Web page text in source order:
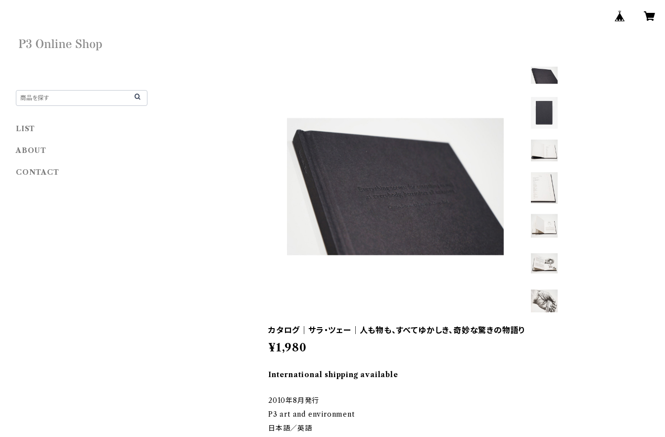
カタログ｜サラ・ツェー｜人も物も、すべてゆかしき、奇妙な驚きの物語り
¥1,980
International shipping available
2010年8月発行
P3 art and environment
日本語／英語
LIST
ABOUT
CONTACT